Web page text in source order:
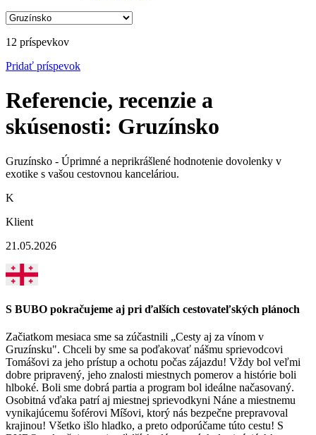
12 príspevkov
Pridať príspevok
Referencie, recenzie a
skúsenosti: Gruzínsko
Gruzínsko - Úprimné a neprikrášlené hodnotenie dovolenky v
exotike s vašou cestovnou kanceláriou.
K
Klient
21.05.2026
S BUBO pokračujeme aj pri ďalších cestovateľských plánoch
Začiatkom mesiaca sme sa zúčastnili „Cesty aj za vínom v
Gruzínsku". Chceli by sme sa poďakovať nášmu sprievodcovi
Tomášovi za jeho prístup a ochotu počas zájazdu! Vždy bol veľmi
dobre pripravený, jeho znalosti miestnych pomerov a histórie boli
hlboké. Boli sme dobrá partia a program bol ideálne načasovaný.
Osobitná vďaka patrí aj miestnej sprievodkyni Náne a miestnemu
vynikajúcemu šoférovi Míšovi, ktorý nás bezpečne prepravoval
krajinou! Všetko išlo hladko, a preto odporúčame túto cestu! S